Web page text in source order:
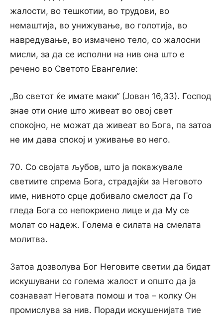
жалости, во тешкотии, во трудови, во
немаштија, во унижување, во голотија, во
навредување, во измачено тело, со жалосни
мисли, за да се исполни на нив она што е
речено во Светото Евангелие:
„Во светот ќе имате маки“ (Јован 16,33). Господ
знае оти оние што живеат во овој свет
спокојно, не можат да живеат во Бога, па затоа
не им дава спокој и уживање во него.
70. Со својата љубов, што ја покажувале
светиите спрема Бога, страдајќи за Неговото
име, нивното срце добивало смелост да Го
гледа Бога со непокриено лице и да Му се
молат со надеж. Голема е силата на смелата
молитва.
Затоа дозволува Бог Неговите светии да бидат
искушувани со голема жалост и општо да ја
сознаваат Неговата помош и тоа – колку Он
промислува за нив. Поради искушенијата тие